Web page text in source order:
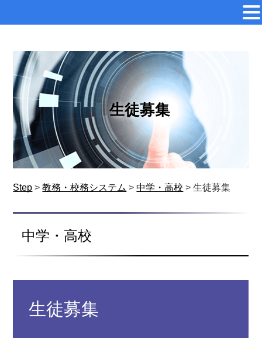
生徒募集
Step >教務・校務システム >中学・高校 >生徒募集
中学・高校
生徒募集